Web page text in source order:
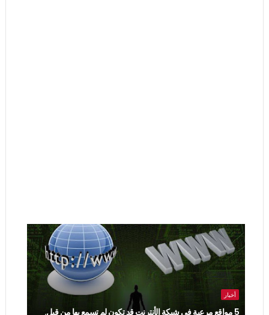
أخبار
5 مواقع مرعبة في شبكة الأنترنت قد تكون لم تسمع بها من قبل.